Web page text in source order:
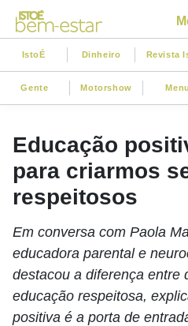
IstoÉ Dinheiro Revista
Gente Motorshow Menu
Educação
para criarmos
respeitosos
Em conversa com Paola
educadora parental e
destacou a diferença entre
educação respeitosa,
positiva é a porta de